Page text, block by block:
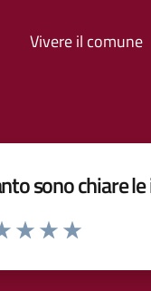
Vivere il comune
sono chiare
da 1 a 5 stelle la pagina